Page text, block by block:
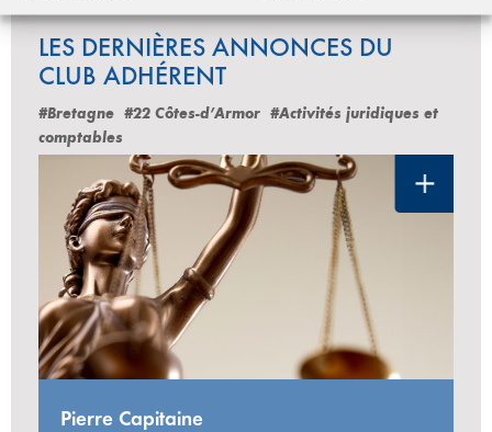
LES DERNIÈRES ANNONCES DU
CLUB ADHÉRENT
#Bretagne #22 Côtes-d’Armor #Activités juridiques et
comptables
Pierre Capitaine